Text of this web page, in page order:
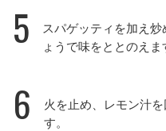
5
スパゲッティを加え
ょうで味をととのえま
6
火を止め、レモン汁
す。